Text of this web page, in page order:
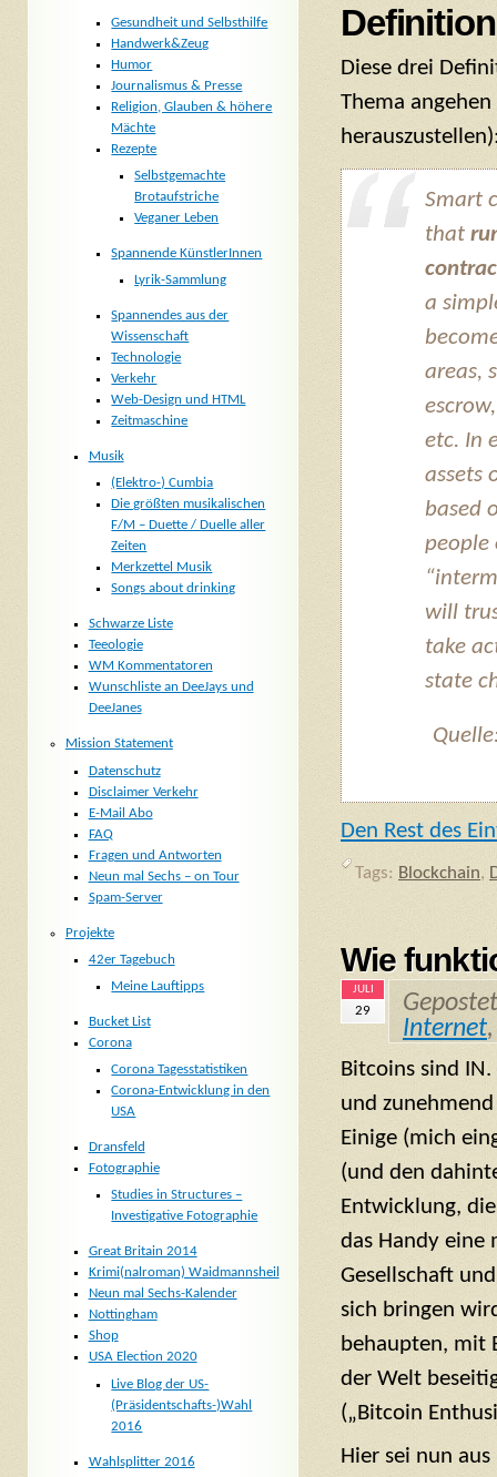
Definition
Diese drei
Thema
Smart
that
a
areas,
etc. In
assets
based
people
will
take
state
Den Rest des
Tags: Blockchain,
Wie
JULI
29
Internet
Bitcoins sind IN.
und
Einige (mich
(und den
Entwicklung,
das Handy eine
Gesellschaft
sich bringen
behaupten, mit
der Welt
(„Bitcoin
Hier sei nun
Gesundheit und Selbsthilfe
Handwerk&Zeug
Humor
Journalismus & Presse
Religion, Glauben & höhere
Mächte
Rezepte
Selbstgemachte
Brotaufstriche
Veganer Leben
Spannende KünstlerInnen
Lyrik-Sammlung
Spannendes aus der
Wissenschaft
Technologie
Verkehr
Web-Design und HTML
Zeitmaschine
Musik
(Elektro-) Cumbia
Die größten musikalischen
F/M – Duette / Duelle aller
Zeiten
Merkzettel Musik
Songs about drinking
Schwarze Liste
Teeologie
WM Kommentatoren
Wunschliste an DeeJays und
DeeJanes
Mission Statement
Datenschutz
Disclaimer Verkehr
E-Mail Abo
FAQ
Fragen und Antworten
Neun mal Sechs – on Tour
Spam-Server
Projekte
42er Tagebuch
Meine Lauftipps
Bucket List
Corona
Corona Tagesstatistiken
Corona-Entwicklung in den
USA
Dransfeld
Fotographie
Studies in Structures –
Investigative Fotographie
Great Britain 2014
Krimi(nalroman) Waidmannsheil
Neun mal Sechs-Kalender
Nottingham
Shop
USA Election 2020
Live Blog der US-
(Präsidentschafts-)Wahl
2016
Wahlsplitter 2016